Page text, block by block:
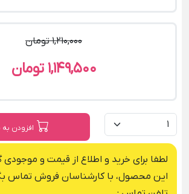
1,210,000 تومان
1,149,500 تومان
افزودن
لطفا برای خرید و اطلاع از قیمت و
این محصول، با کارشناسان فروش تماس